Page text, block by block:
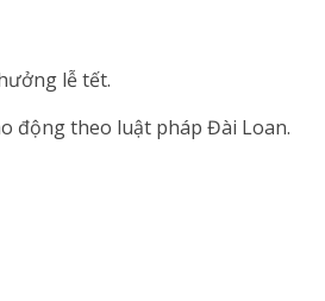
lễ tết.
động theo luật pháp Đài Loan.